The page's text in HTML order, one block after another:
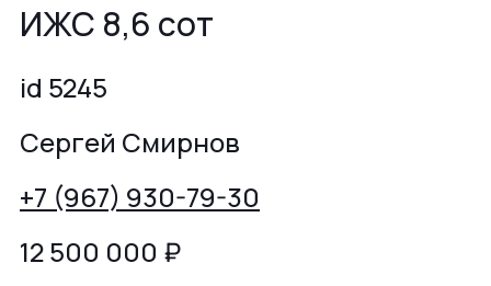
ИЖС 8,6 сот
id 5245
Сергей Смирнов
+7 (967) 930-79-30
12 500 000 ₽